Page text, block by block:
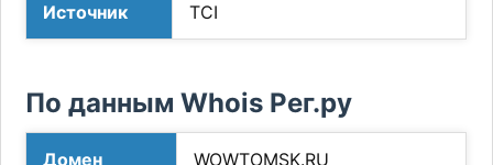
Источник TCI
По данным Whois Рег.ру
Домен WOWTOMSK.RU